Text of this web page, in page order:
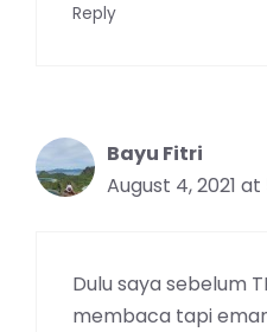
Reply
Bayu Fitri
August 4, 2021
Dulu saya sebelum
membaca tapi